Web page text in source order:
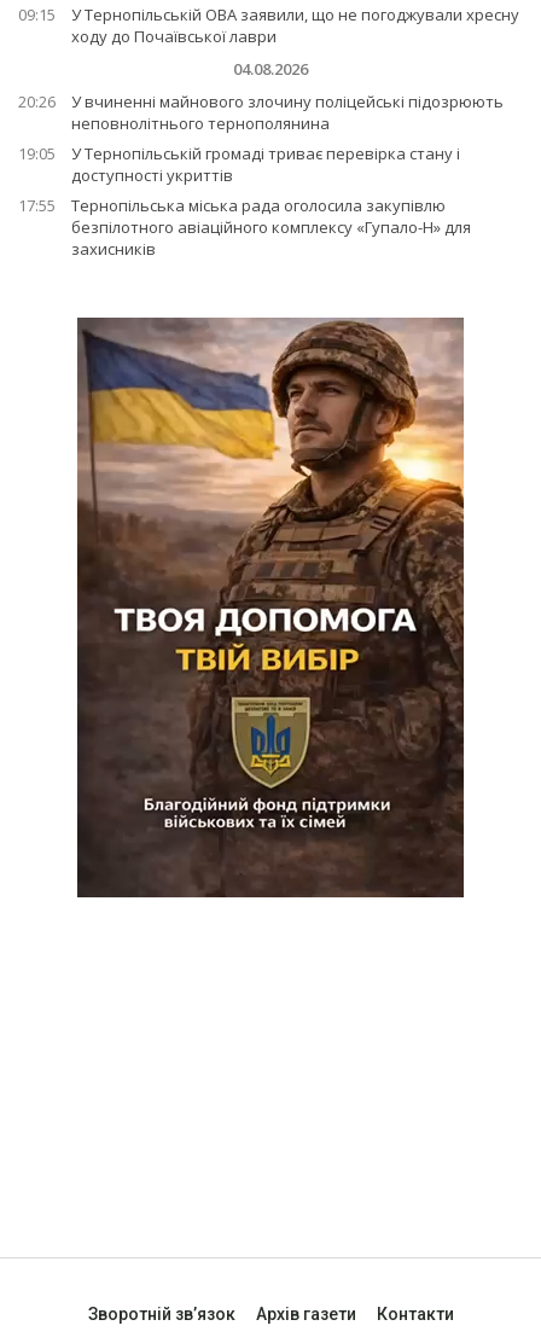
09:15
У Тернопільській ОВА заявили, що не погоджували хресну
ходу до Почаївської лаври
04.08.2026
20:26
У вчиненні майнового злочину поліцейські підозрюють
неповнолітнього тернополянина
19:05
У Тернопільській громаді триває перевірка стану і
доступності укриттів
17:55
Тернопільська міська рада оголосила закупівлю
безпілотного авіаційного комплексу «Гупало-Н» для
захисників
Зворотній зв’язок Архів газети Контакти